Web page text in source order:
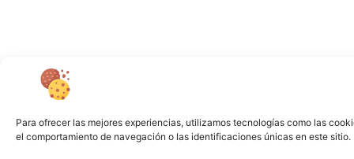
Para ofrecer las mejores experiencias, utilizamos tecnologías como las
el comportamiento de navegación o las identificaciones únicas en este